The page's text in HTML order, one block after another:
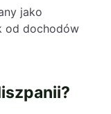
jako
od dochodów